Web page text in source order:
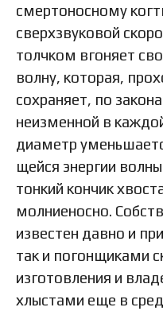
смертоносному
сверхзвуковой
толчком вгоняет
волну, которая,
сохраняет, по
неизменной в
диаметр
щейся энергии
тонкий кончик
молниеносно.
известен давно и
так и погонщиками
изготовления и
хлыстами еще в